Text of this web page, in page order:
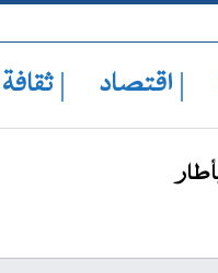
| اقتصاد | ثقافة